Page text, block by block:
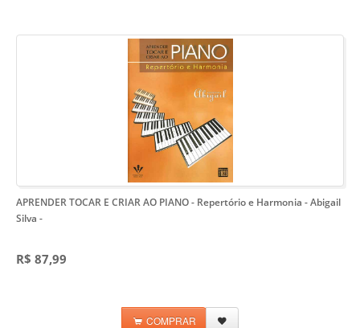
APRENDER TOCAR E CRIAR AO PIANO - Repertório e Harmonia - Abigail
Silva -
R$ 87,99
COMPRAR